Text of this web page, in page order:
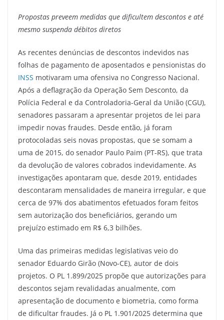
Propostas preveem medidas que dificultem descontos e até
mesmo suspenda débitos diretos
As recentes denúncias de descontos indevidos nas
folhas de pagamento de aposentados e pensionistas do
INSS motivaram uma ofensiva no Congresso Nacional.
Após a deflagração da Operação Sem Desconto, da
Polícia Federal e da Controladoria-Geral da União (CGU),
senadores passaram a apresentar projetos de lei para
impedir novas fraudes. Desde então, já foram
protocoladas seis novas propostas, que se somam a
uma de 2015, do senador Paulo Paim (PT-RS), que trata
da devolução de valores cobrados indevidamente. As
investigações apontaram que, desde 2019, entidades
descontaram mensalidades de maneira irregular, e que
cerca de 97% dos abatimentos efetuados foram feitos
sem autorização dos beneficiários, gerando um
prejuízo estimado em R$ 6,3 bilhões.
Uma das primeiras medidas legislativas veio do
senador Eduardo Girão (Novo-CE), autor de dois
projetos. O PL 1.899/2025 propõe que autorizações para
descontos sejam revalidadas anualmente, com
apresentação de documento e biometria, como forma
de dificultar fraudes. Já o PL 1.901/2025 determina que